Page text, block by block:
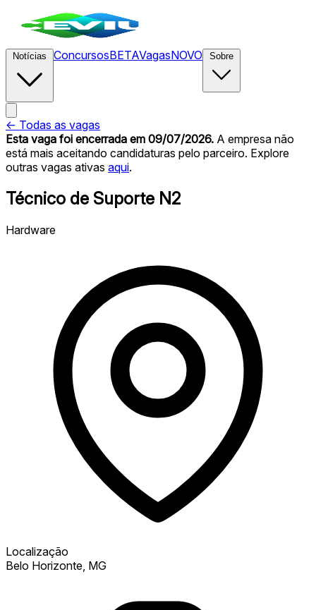
ConcursosBETAVagasNOVO
← Todas as vagas
Esta vaga foi encerrada em 09/07/2026. A empresa não
está mais aceitando candidaturas pelo parceiro. Explore
outras vagas ativas aqui.
Técnico de Suporte N2
Hardware
Localização
Belo Horizonte, MG